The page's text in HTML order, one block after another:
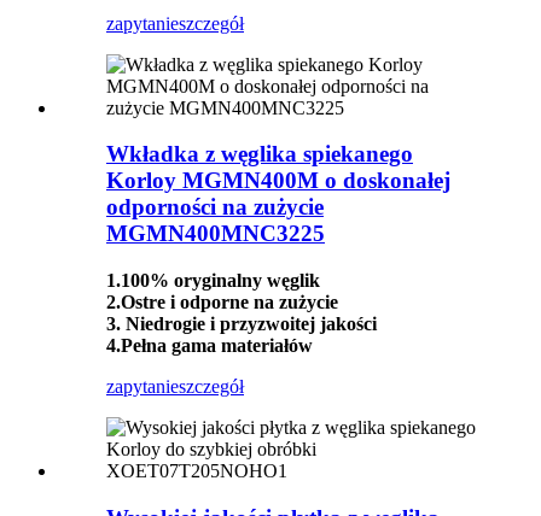
zapytanieszczegół
Wkładka z węglika spiekanego
Korloy MGMN400M o doskonałej
odporności na zużycie
MGMN400MNC3225
1.100% oryginalny węglik
2.Ostre i odporne na zużycie
3. Niedrogie i przyzwoitej jakości
4.Pełna gama materiałów
zapytanieszczegół